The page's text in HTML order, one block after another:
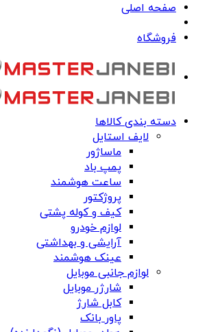
صفحه اصلی
فروشگاه
دسته بندی کالاها
لایف استایل
ماساژور
پمپ باد
ساعت هوشمند
پروژکتور
کیف و کوله پشتی
لوازم خودرو
آرایشی و بهداشتی
عینک هوشمند
لوازم جانبی موبایل
شارژر موبایل
کابل شارژ
پاور بانک